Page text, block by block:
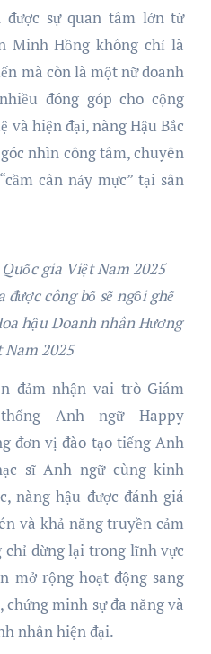
Minh Hồng không chỉ là
mà còn là một nữ doanh
đóng góp cho cộng
hiện đại, nàng Hậu Bắc
nhìn công tâm, chuyên
cân nảy mực” tại sân
gia Việt Nam 2025
công bố sẽ ngồi ghế
hậu Doanh nhân Hương
Nam 2025
đảm nhận vai trò Giám
Anh ngữ Happy
đơn vị đào tạo tiếng Anh
sĩ Anh ngữ cùng kinh
nàng hậu được đánh giá
và khả năng truyền cảm
chỉ dừng lại trong lĩnh vực
mở rộng hoạt động sang
minh sự đa năng và
nhân hiện đại.